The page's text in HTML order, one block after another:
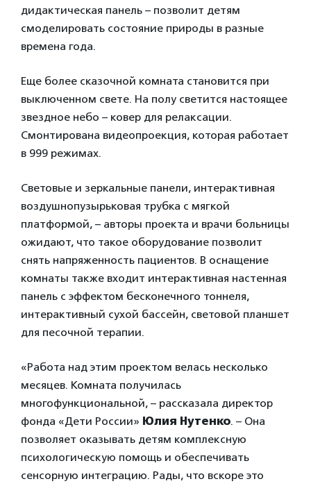
дидактическая панель – позволит детям
смоделировать состояние природы в разные
времена года.
Еще более сказочной комната становится при
выключенном свете. На полу светится настоящее
звездное небо – ковер для релаксации.
Смонтирована видеопроекция, которая работает
в 999 режимах.
Световые и зеркальные панели, интерактивная
воздушнопузырьковая трубка с мягкой
платформой, – авторы проекта и врачи больницы
ожидают, что такое оборудование позволит
снять напряженность пациентов. В оснащение
комнаты также входит интерактивная настенная
панель с эффектом бесконечного тоннеля,
интерактивный сухой бассейн, световой планшет
для песочной терапии.
«Работа над этим проектом велась несколько
месяцев. Комната получилась
многофункциональной, – рассказала директор
фонда «Дети России» Юлия Нутенко. – Она
позволяет оказывать детям комплексную
психологическую помощь и обеспечивать
сенсорную интеграцию. Рады, что вскоре это